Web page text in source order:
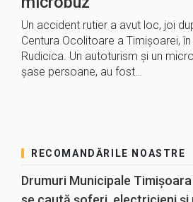
Un accident rutier a avut loc, joi
Centura Ocolitoare a Timișoarei,
Rudicica. Un autoturism și un
șase persoane, au fost…
RECOMANDĂRILE NOASTRE
Drumuri Municipale